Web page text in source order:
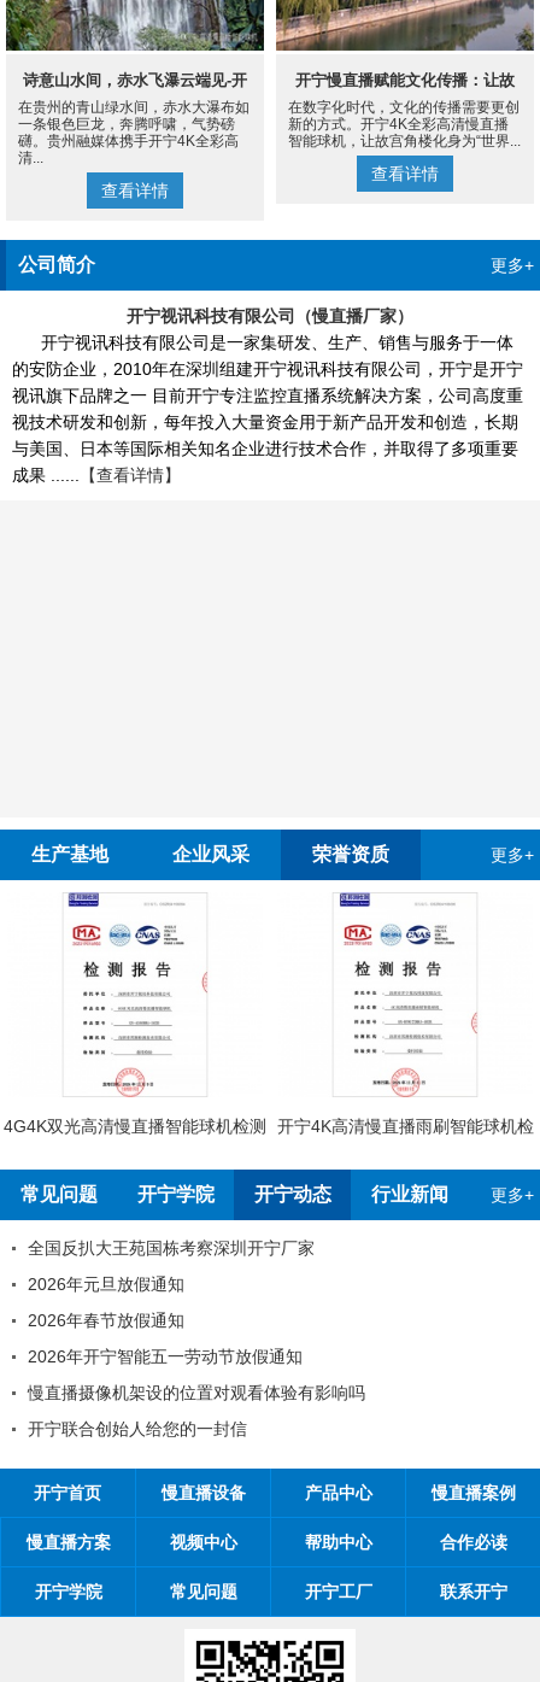
诗意山水间，赤水飞瀑云端见-开
宁4K慢直播摄像机
在贵州的青山绿水间，赤水大瀑布如
一条银色巨龙，奔腾呼啸，气势磅
礴。贵州融媒体携手开宁4K全彩高
清...
查看详情
开宁慢直播赋能文化传播：让故
宫角楼成为世界的文化客厅
在数字化时代，文化的传播需要更创
新的方式。开宁4K全彩高清慢直播
智能球机，让故宫角楼化身为“世界...
查看详情
公司简介 更多+
开宁视讯科技有限公司（慢直播厂家）
开宁视讯科技有限公司是一家集研发、生产、销售与服务于一体
的安防企业，2010年在深圳组建开宁视讯科技有限公司，开宁是开宁
视讯旗下品牌之一 目前开宁专注监控直播系统解决方案，公司高度重
视技术研发和创新，每年投入大量资金用于新产品开发和创造，长期
与美国、日本等国际相关知名企业进行技术合作，并取得了多项重要
成果 ......
【查看详情】
生产基地 企业风采 荣誉资质 更多+
4G4K双光高清慢直播智能球机检测
开宁4K高清慢直播雨刷智能球机检
常见问题 开宁学院 开宁动态 行业新闻 更多+
全国反扒大王苑国栋考察深圳开宁厂家
2026年元旦放假通知
2026年春节放假通知
2026年开宁智能五一劳动节放假通知
慢直播摄像机架设的位置对观看体验有影响吗
开宁联合创始人给您的一封信
开宁首页 慢直播设备 产品中心 慢直播案例
慢直播方案 视频中心 帮助中心 合作必读
开宁学院 常见问题 开宁工厂 联系开宁